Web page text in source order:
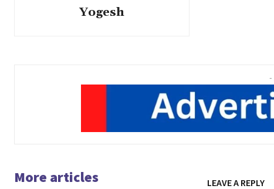
Yogesh
-
More articles LEAVE A REPLY